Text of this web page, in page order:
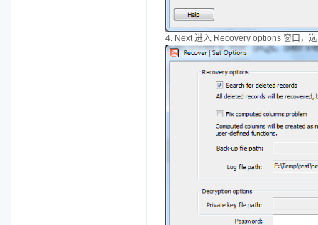
4. Next 进入 Recovery options 窗口，